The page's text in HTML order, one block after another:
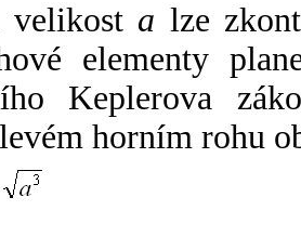
velikost a lze
elementy
Keplerova
horním rohu